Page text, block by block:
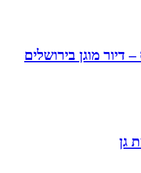
דיור מוגן בירושלים
גן